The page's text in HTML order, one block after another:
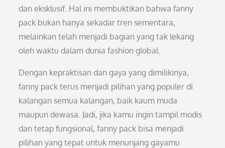
dan eksklusif. Hal ini membuktikan bahwa fanny
pack bukan hanya sekadar tren sementara,
melainkan telah menjadi bagian yang tak lekang
oleh waktu dalam dunia fashion global.
Dengan kepraktisan dan gaya yang dimilikinya,
fanny pack terus menjadi pilihan yang populer di
kalangan semua kalangan, baik kaum muda
maupun dewasa. Jadi, jika kamu ingin tampil modis
dan tetap fungsional, fanny pack bisa menjadi
pilihan yang tepat untuk menunjang gayamu